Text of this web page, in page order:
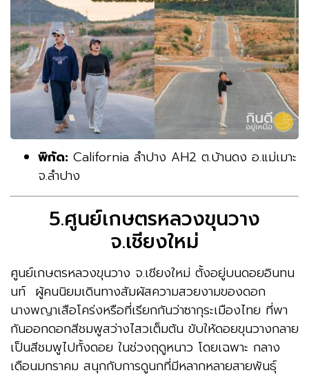
พิกัด: California ลำปาง AH2 ต.บ้านดง อ.แม่เมาะ
จ.ลำปาง
5.ศูนย์เกษตรหลวงขุนวาง
จ.เชียงใหม่
ศูนย์เกษตรหลวงขุนวาง จ.เชียงใหม่ ตั้งอยู่บนดอยอินทน
นท์ ผู้คนนิยมเดินทางสัมผัสความสวยงามของดอก
นางพญาเสือโคร่งหรือที่เรียกกันว่าซากุระเมืองไทย ที่พา
กันออกดอกสีชมพูสว่างไสวเต็มต้น ขับให้ดอยขุนวางกลาย
เป็นสีชมพูไปทั้งดอย ในช่วงฤดูหนาว โดยเฉพาะ กลาง
เดือนมกราคม สนุกกับการดูนกที่มีหลากหลายสายพันธุ์